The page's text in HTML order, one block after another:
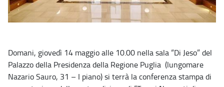
Domani, giovedì 14 maggio alle 10.00 nella sala “Di Jeso” del
Palazzo della Presidenza della Regione Puglia (lungomare
Nazario Sauro, 31 – I piano) si terrà la conferenza stampa di